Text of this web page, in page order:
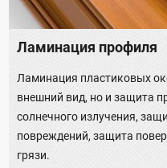
Ламинация профиля
Ламинация пластиковых
внешний вид, но и защита
солнечного излучения,
повреждений, защита
грязи.